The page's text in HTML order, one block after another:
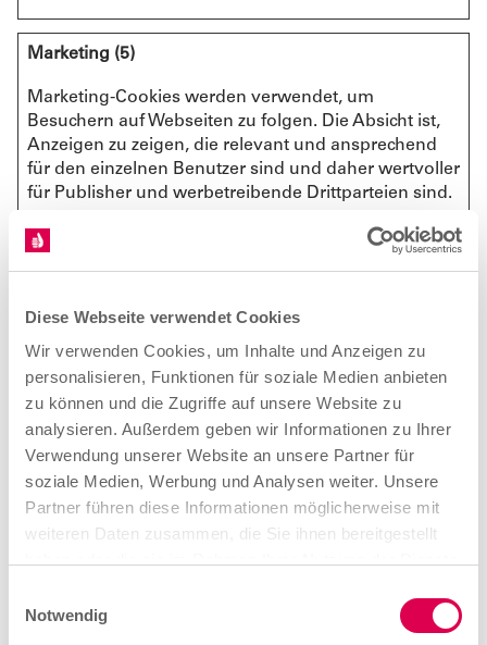
Diese Webseite verwendet Cookies
Wir verwenden Cookies, um Inhalte und Anzeigen zu
personalisieren, Funktionen für soziale Medien anbieten
zu können und die Zugriffe auf unsere Website zu
analysieren. Außerdem geben wir Informationen zu Ihrer
Verwendung unserer Website an unsere Partner für
soziale Medien, Werbung und Analysen weiter. Unsere
Partner führen diese Informationen möglicherweise mit
weiteren Daten zusammen, die Sie ihnen bereitgestellt
Notwendig
Marketing (5)
Marketing-Cookies werden verwendet, um
Besuchern auf Webseiten zu folgen. Die Absicht ist,
Anzeigen zu zeigen, die relevant und ansprechend
für den einzelnen Benutzer sind und daher wertvoller
für Publisher und werbetreibende Drittparteien sind.
Maxim
r
_fbp
Meta
Platforms,
Inc.
Wird von Facebook
genutzt, um eine
Reihe von
Werbeprodukten
anzuzeigen, zum
Beispiel
Echtzeitgebote
3
Monate
_gcl_au
3
Monate